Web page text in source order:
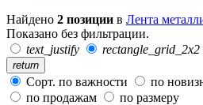
Найдено 2 позиции в Лента
Показано без фильтрации.
text_justify
rectangle_grid_2x2
return
Сорт. по важности по
по продажам
по размеру